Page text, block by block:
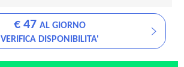
€ 47 AL GIORNO
VERIFICA DISPONIBILITA'